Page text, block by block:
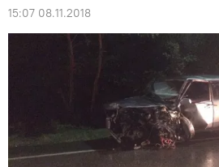
15:07 08.11.2018